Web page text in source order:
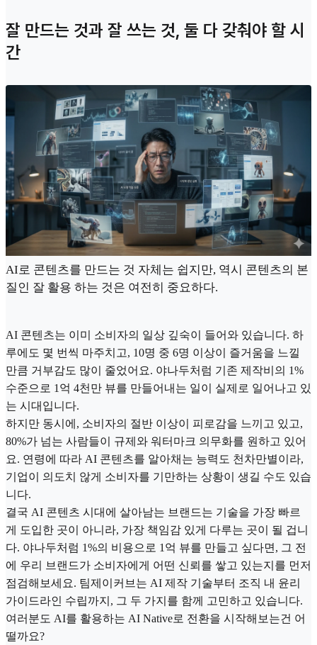
잘 만드는 것과 잘 쓰는 것, 둘 다 갖춰야 할 시
간
AI로 콘텐츠를 만드는 것 자체는 쉽지만, 역시 콘텐츠의 본
질인 잘 활용 하는 것은 여전히 중요하다.
AI 콘텐츠는 이미 소비자의 일상 깊숙이 들어와 있습니다. 하
루에도 몇 번씩 마주치고, 10명 중 6명 이상이 즐거움을 느낄
만큼 거부감도 많이 줄었어요. 야나두처럼 기존 제작비의 1%
수준으로 1억 4천만 뷰를 만들어내는 일이 실제로 일어나고 있
는 시대입니다.
하지만 동시에, 소비자의 절반 이상이 피로감을 느끼고 있고,
80%가 넘는 사람들이 규제와 워터마크 의무화를 원하고 있어
요. 연령에 따라 AI 콘텐츠를 알아채는 능력도 천차만별이라,
기업이 의도치 않게 소비자를 기만하는 상황이 생길 수도 있습
니다.
결국 AI 콘텐츠 시대에 살아남는 브랜드는 기술을 가장 빠르
게 도입한 곳이 아니라, 가장 책임감 있게 다루는 곳이 될 겁니
다. 야나두처럼 1%의 비용으로 1억 뷰를 만들고 싶다면, 그 전
에 우리 브랜드가 소비자에게 어떤 신뢰를 쌓고 있는지를 먼저
점검해보세요. 팀제이커브는 AI 제작 기술부터 조직 내 윤리
가이드라인 수립까지, 그 두 가지를 함께 고민하고 있습니다.
여러분도 AI를 활용하는 AI Native로 전환을 시작해보는건 어
떨까요?